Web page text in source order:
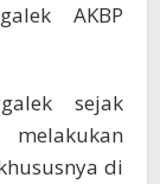
AKBP
sejak
di